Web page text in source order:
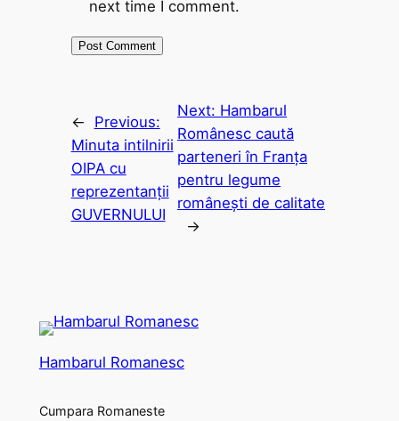
next time I comment.
←
Previous:
Minuta intilnirii
OIPA cu
reprezentanții
GUVERNULUI
Next: Hambarul
Românesc caută
parteneri în Franța
pentru legume
românești de calitate
→
Hambarul Romanesc
Cumpara Romaneste